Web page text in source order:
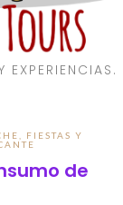
FIESTAS Y
de